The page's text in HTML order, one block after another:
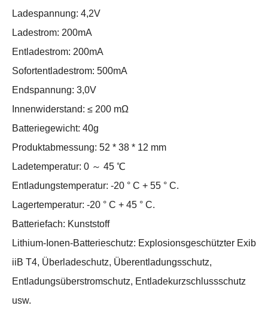
Ladespannung: 4,2V
Ladestrom: 200mA
Entladestrom: 200mA
Sofortentladestrom: 500mA
Endspannung: 3,0V
Innenwiderstand: ≤ 200 mΩ
Batteriegewicht: 40g
Produktabmessung: 52 * 38 * 12 mm
Ladetemperatur: 0 ～ 45 ℃
Entladungstemperatur: -20 ° C + 55 ° C.
Lagertemperatur: -20 ° C + 45 ° C.
Batteriefach: Kunststoff
Lithium-Ionen-Batterieschutz: Explosionsgeschützter Exib
iiB T4, Überladeschutz, Überentladungsschutz,
Entladungsüberstromschutz, Entladekurzschlussschutz
usw.